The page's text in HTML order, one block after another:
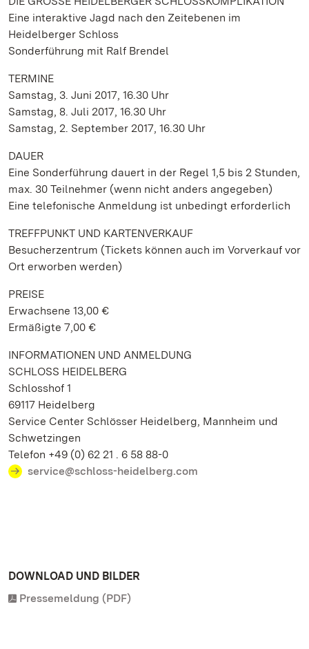
Eine interaktive Jagd nach den Zeitebenen im
Heidelberger Schloss
Sonderführung mit Ralf Brendel
TERMINE
Samstag, 3. Juni 2017, 16.30 Uhr
Samstag, 8. Juli 2017, 16.30 Uhr
Samstag, 2. September 2017, 16.30 Uhr
DAUER
Eine Sonderführung dauert in der Regel 1,5 bis 2 Stunden,
max. 30 Teilnehmer (wenn nicht anders angegeben)
Eine telefonische Anmeldung ist unbedingt erforderlich
TREFFPUNKT UND KARTENVERKAUF
Besucherzentrum (Tickets können auch im Vorverkauf vor
Ort erworben werden)
PREISE
Erwachsene 13,00 €
Ermäßigte 7,00 €
INFORMATIONEN UND ANMELDUNG
SCHLOSS HEIDELBERG
Schlosshof 1
69117 Heidelberg
Service Center Schlösser Heidelberg, Mannheim und
Schwetzingen
Telefon +49 (0) 62 21 . 6 58 88-0
service@schloss-heidelberg.com
DOWNLOAD UND BILDER
Pressemeldung (PDF)